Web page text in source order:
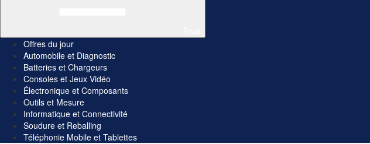
Offres du jour
Automobile et Diagnostic
Batteries et Chargeurs
Consoles et Jeux Vidéo
Électronique et Composants
Outils et Mesure
Informatique et Connectivité
Soudure et Reballing
Téléphonie Mobile et Tablettes